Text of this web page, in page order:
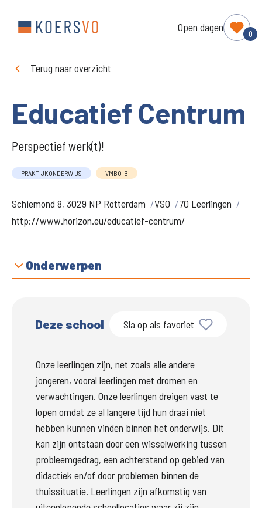
Open dagen
0
Terug naar overzicht
Educatief Centrum
Perspectief werk(t)!
PRAKTIJKONDERWIJS VMBO-B
Schiemond 8, 3029 NP Rotterdam VSO
70 Leerlingen
http://www.horizon.eu/educatief-centrum/
Onderwerpen
Deze school Sla op als favoriet
Onze leerlingen zijn, net zoals alle andere
jongeren, vooral leerlingen met dromen en
verwachtingen. Onze leerlingen dreigen vast te
lopen omdat ze al langere tijd hun draai niet
hebben kunnen vinden binnen het onderwijs. Dit
kan zijn ontstaan door een wisselwerking tussen
probleemgedrag, een achterstand op gebied van
didactiek en/of door problemen binnen de
thuissituatie. Leerlingen zijn afkomstig van